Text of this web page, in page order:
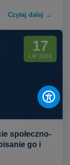
Czytaj dalej →
17
LIP 2026
społeczno-
go i